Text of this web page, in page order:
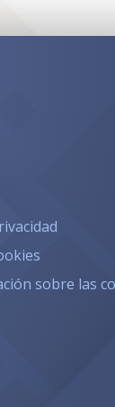
sobre las